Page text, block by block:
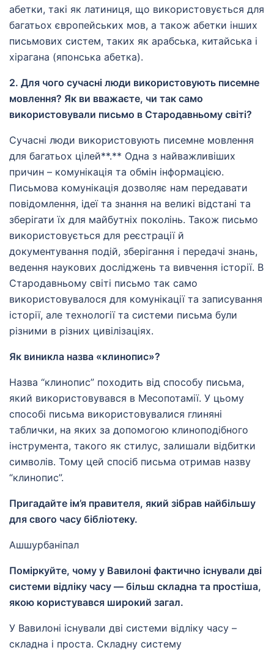
абетки, такі як латиниця, що використовується для
багатьох європейських мов, а також абетки інших
письмових систем, таких як арабська, китайська і
хірагана (японська абетка).
2. Для чого сучасні люди використовують писемне
мовлення? Як ви вважаєте, чи так само
використовували письмо в Стародавньому світі?
Сучасні люди використовують писемне мовлення
для багатьох цілей**.** Одна з найважливіших
причин – комунікація та обмін інформацією.
Письмова комунікація дозволяє нам передавати
повідомлення, ідеї та знання на великі відстані та
зберігати їх для майбутніх поколінь. Також письмо
використовується для реєстрації й
документування подій, зберігання і передачі знань,
ведення наукових досліджень та вивчення історії. В
Стародавньому світі письмо так само
використовувалося для комунікації та записування
історії, але технології та системи письма були
різними в різних цивілізаціях.
Як виникла назва «клинопис»?
Назва “клинопис” походить від способу письма,
який використовувався в Месопотамії. У цьому
способі письма використовувалися глиняні
таблички, на яких за допомогою клиноподібного
інструмента, такого як стилус, залишали відбитки
символів. Тому цей спосіб письма отримав назву
“клинопис”.
Пригадайте ім’я правителя, який зібрав найбільшу
для свого часу бібліотеку.
Ашшурбаніпал
Поміркуйте, чому у Вавилоні фактично існували дві
системи відліку часу — більш складна та простіша,
якою користувався широкий загал.
У Вавилоні існували дві системи відліку часу –
складна і проста. Складну систему